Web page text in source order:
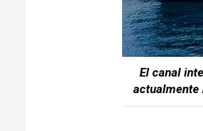
El canal
actualmente